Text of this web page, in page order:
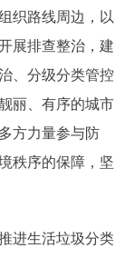
织路线周边，以
展排查整治，建
、分级分类管控
丽、有序的城市
方力量参与防
秩序的保障，坚
进生活垃圾分类